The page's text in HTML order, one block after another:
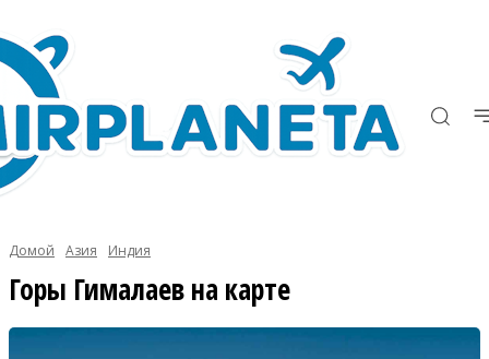
Домой Азия Индия
Горы Гималаев на карте